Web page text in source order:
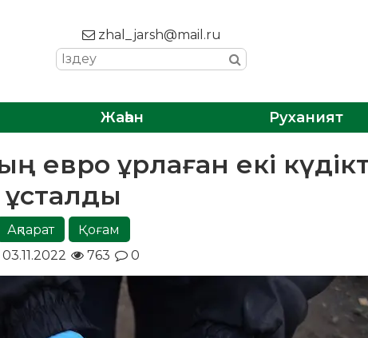
zhal_jarsh@mail.ru
Жаһан Руханият
евро ұрлаған екі
ұсталды
Ақпарат
Қоғам
03.11.2022
763 0